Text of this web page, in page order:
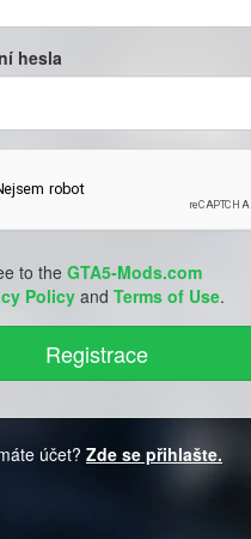
hesla
to the GTA5-Mods.com
Policyand Terms of Use.
účet? Zde se přihlašte.